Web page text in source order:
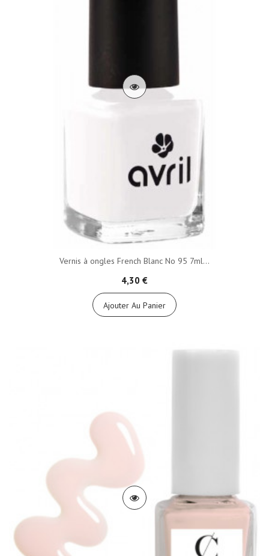
Vernis à ongles French Blanc No 95 7ml...
4,30 €
Ajouter Au Panier